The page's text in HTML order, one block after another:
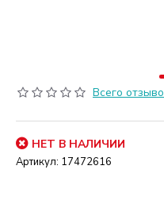
Всего
НЕТ В НАЛИЧИИ
Артикул: 17472616